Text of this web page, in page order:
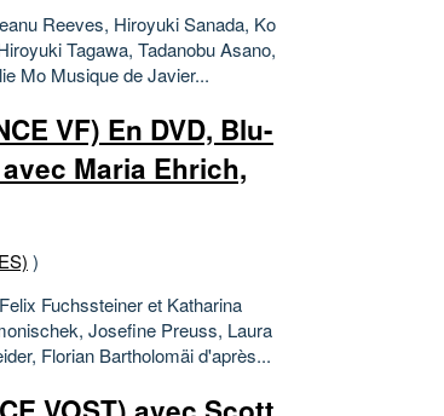
Reeves, Hiroyuki Sanada, Ko
Tagawa, Tadanobu Asano,
Mo Musique de Javier...
VF) En DVD, Blu-
Maria Ehrich,
)
Fuchssteiner et Katharina
Josefine Preuss, Laura
Florian Bartholomäi d'après...